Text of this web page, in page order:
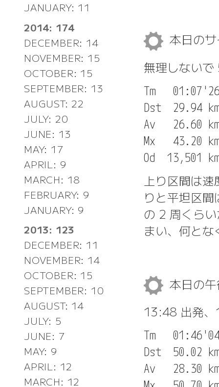
JANUARY: 11
2014: 174
DECEMBER: 14
NOVEMBER: 15
OCTOBER: 15
SEPTEMBER: 13
AUGUST: 22
JULY: 20
JUNE: 13
MAY: 17
APRIL: 9
MARCH: 18
FEBRUARY: 9
JANUARY: 9
2013: 123
DECEMBER: 11
NOVEMBER: 14
OCTOBER: 15
SEPTEMBER: 10
AUGUST: 14
JULY: 5
JUNE: 7
MAY: 9
APRIL: 12
MARCH: 12
本日の
無理しない
Tm
Dst  29.94
Av   26.60
Mx   43.20
上り区間は
りと平坦区
の 2 周くら
まい、何と
本日の
13:48 出発
Tm
Dst  50.02
Av   28.30